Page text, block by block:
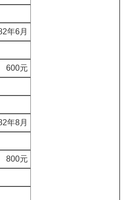
年6月
600元
年8月
800元